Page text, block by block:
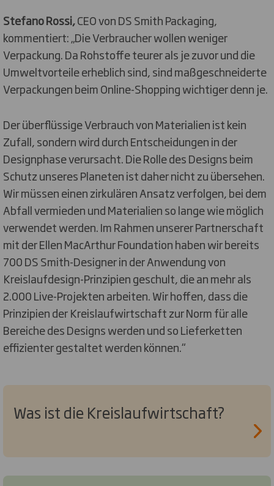
Stefano Rossi,CEO von DS Smith Packaging,
kommentiert: „Die Verbraucher wollen weniger
Verpackung. Da Rohstoffe teurer als je zuvor und die
Umweltvorteile erheblich sind, sind maßgeschneiderte
Verpackungen beim Online-Shopping wichtiger denn je.
Der überflüssige Verbrauch von Materialien ist kein
Zufall, sondern wird durch Entscheidungen in der
Designphase verursacht. Die Rolle des Designs beim
Schutz unseres Planeten ist daher nicht zu übersehen.
Wir müssen einen zirkulären Ansatz verfolgen, bei dem
Abfall vermieden und Materialien so lange wie möglich
verwendet werden. Im Rahmen unserer Partnerschaft
mit der Ellen MacArthur Foundation haben wir bereits
700 DS Smith-Designer in der Anwendung von
Kreislaufdesign-Prinzipien geschult, die an mehr als
2.000 Live-Projekten arbeiten. Wir hoffen, dass die
Prinzipien der Kreislaufwirtschaft zur Norm für alle
Bereiche des Designs werden und so Lieferketten
effizienter gestaltet werden können.“
Was ist die Kreislaufwirtschaft?